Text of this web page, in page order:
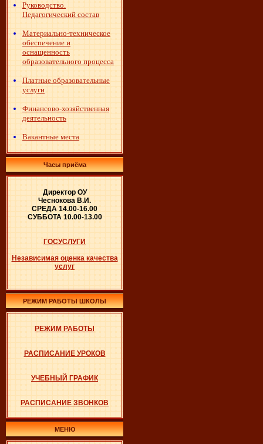
Руководство.
Педагогический состав
Материально-техническое
обеспечение и
оснащенность
образовательного процесса
Платные образовательные
услуги
Финансово-хозяйственная
деятельность
Вакантные места
Часы приёма
Директор ОУ
Чеснокова В.И.
СРЕДА 14.00-16.00
СУББОТА 10.00-13.00
ГОСУСЛУГИ
Независимая оценка качества
услуг
РЕЖИМ РАБОТЫ ШКОЛЫ
РЕЖИМ РАБОТЫ
РАСПИСАНИЕ УРОКОВ
УЧЕБНЫЙ ГРАФИК
РАСПИСАНИЕ ЗВОНКОВ
МЕНЮ